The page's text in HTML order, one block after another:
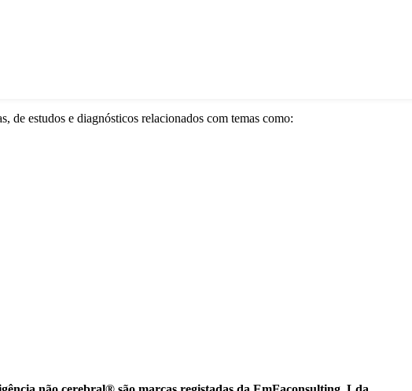
de estudos e diagnósticos relacionados com temas como: